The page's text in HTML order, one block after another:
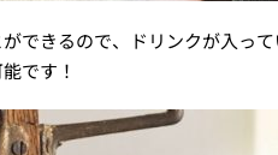
できるので、ドリンクが入っ
です！